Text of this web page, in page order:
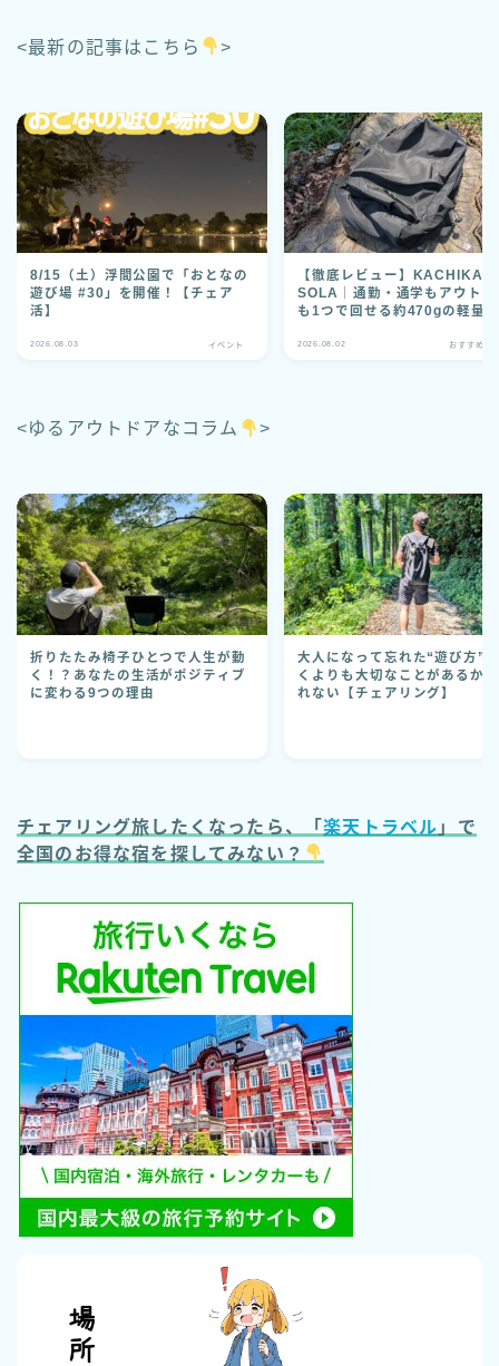
<最新の記事はこちら >
8/15（土）浮間公園で「おとなの
遊び場 #30」を開催！【チェア
活】
2026.08.03 イベント
【徹底レビュー】KACHIKA
SOLA｜通勤・通学もアウトド
も1つで回せる約470gの軽量
2026.08.02 おすすめグ
<ゆるアウトドアなコラム >
折りたたみ椅子ひとつで人生が動
く！？あなたの生活がポジティブ
に変わる9つの理由
大人になって忘れた“遊び方”
くよりも大切なことがあるか
れない【チェアリング】
チェアリング旅したくなったら、「楽天トラベル 」で
全国のお得な宿を探してみない？